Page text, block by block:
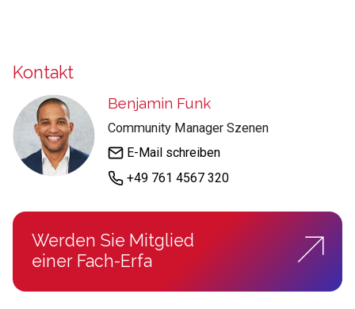
Kontakt
Benjamin Funk
Community Manager Szenen
E-Mail schreiben
+49 761 4567 320
Werden Sie Mitglied
einer Fach-Erfa